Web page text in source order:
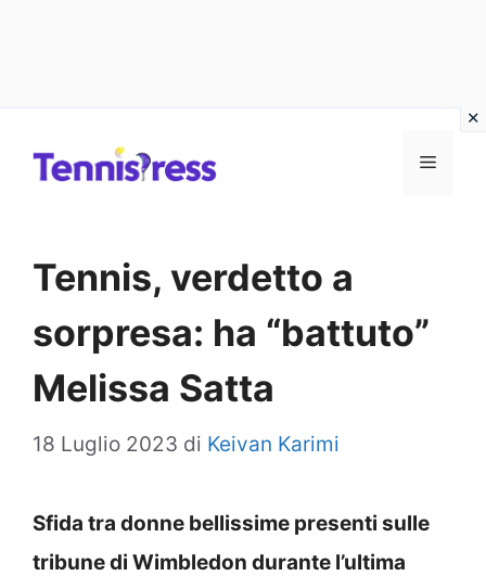
MENU
Tennis, verdetto a
sorpresa: ha “battuto”
Melissa Satta
18 Luglio 2023 di Keivan Karimi
Sfida tra donne bellissime presenti sulle
tribune di Wimbledon durante l’ultima